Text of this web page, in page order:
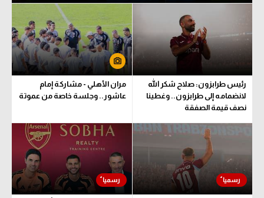
رئيس طرابزون: صلاح شكر الله
لانضمامه إلى طرابزون.. وغطينا
نصف قيمة الصفقة
مران الأهلي - مشاركة إمام
عاشور.. وجلسة خاصة من عموتة